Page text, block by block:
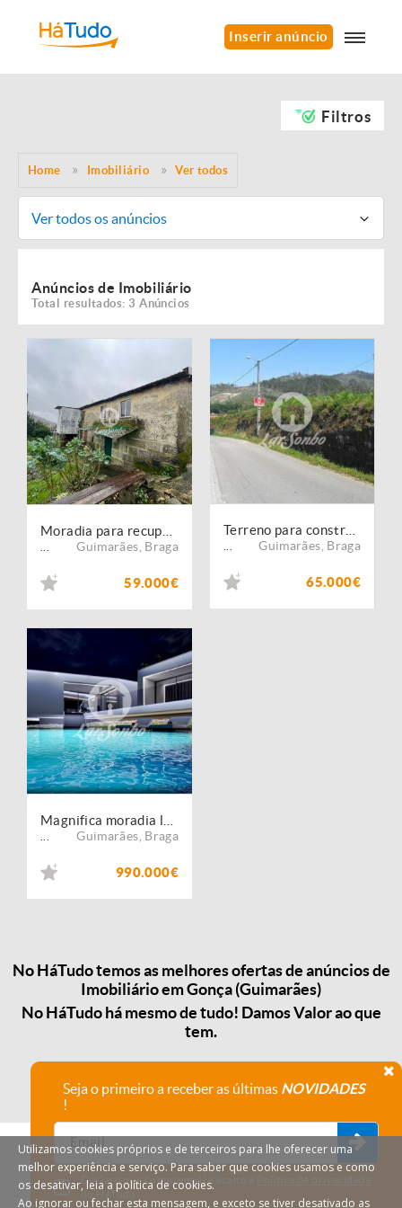
Inserir anúncio
Filtros
Home Imobiliário Ver todos
Ver todos os anúncios
Anúncios de Imobiliário
Total resultados: 3 Anúncios
Guimarães Braga
59.000€
Guimarães Braga
65.000€
Guimarães Braga
990.000€
No HáTudo temos as melhores ofertas de anúncios de
Imobiliário em Gonça (Guimarães)
No HáTudo há mesmo de tudo! Damos Valor ao que
tem.
Seja o primeiro a receber as últimas NOVIDADES
!
Declaro que compreendi e aceito a Política de privacidade
do HáTudo.
Utilizamos cookies próprios e de terceiros para lhe oferecer uma
melhor experiência e serviço. Para saber que cookies usamos e como
os desativar, leia a política de cookies.
Ao ignorar ou fechar esta mensagem, e exceto se tiver desativado as